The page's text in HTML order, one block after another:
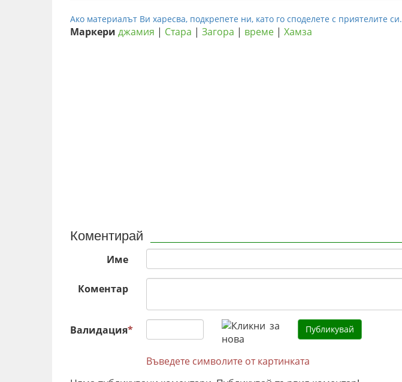
Ако материалът Ви харесва, подкрепете ни, като го споделете с приятелите си.
Маркери джамия | Стара | Загора | време | Хамза
Коментирай
Име
Коментар
Валидация*
Въведете символите от картинката